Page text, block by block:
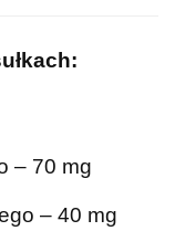
– 70 mg
– 40 mg